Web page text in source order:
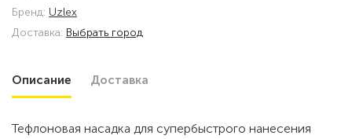
Бренд: Uzlex
Доставка: Выбрать город
Описание Доставка
Тефлоновая насадка для супербыстрого нанесения